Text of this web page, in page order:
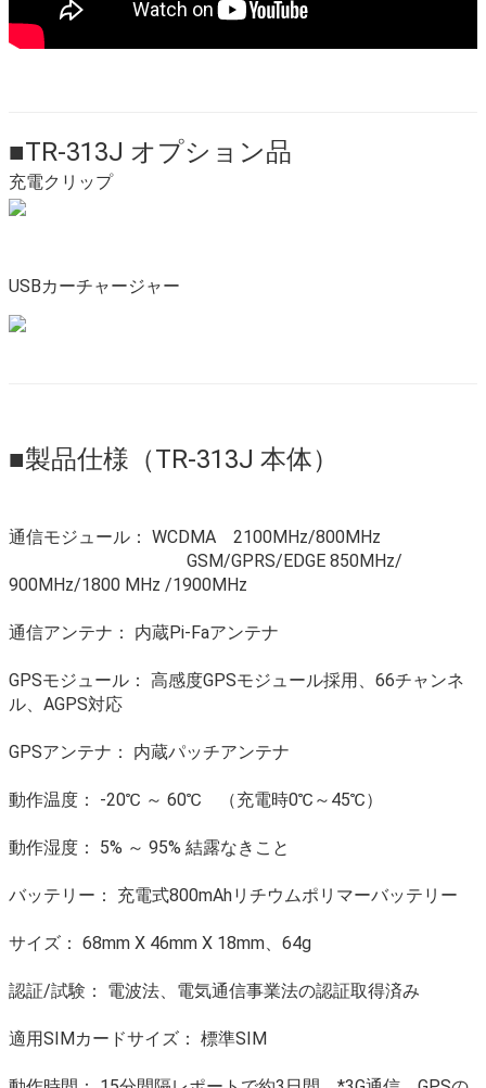
■TR-313J オプション品
充電クリップ
USBカーチャージャー
■製品仕様（TR-313J 本体）
通信モジュール： WCDMA 2100MHz/800MHz
GSM/GPRS/EDGE 850MHz/
900MHz/1800 MHz /1900MHz
通信アンテナ： 内蔵Pi-Faアンテナ
GPSモジュール： 高感度GPSモジュール採用、66チャンネ
ル、AGPS対応
GPSアンテナ： 内蔵パッチアンテナ
動作温度： -20℃ ～ 60℃ （充電時0℃～45℃）
動作湿度： 5% ～ 95% 結露なきこと
バッテリー： 充電式800mAhリチウムポリマーバッテリー
サイズ： 68mm X 46mm X 18mm、64g
認証/試験： 電波法、電気通信事業法の認証取得済み
適用SIMカードサイズ： 標準SIM